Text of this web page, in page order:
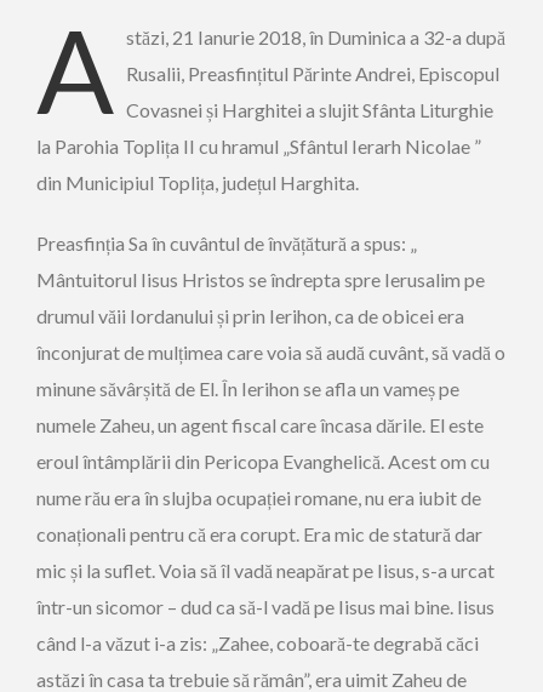
A stăzi, 21 Ianurie 2018, în Duminica a 32-a după
Rusalii, Preasfințitul Părinte Andrei, Episcopul
Covasnei și Harghitei a slujit Sfânta Liturghie
la Parohia Toplița II cu hramul „Sfântul Ierarh Nicolae ”
din Municipiul Toplița, județul Harghita.
Preasfinția Sa în cuvântul de învățătură a spus: „
Mântuitorul Iisus Hristos se îndrepta spre Ierusalim pe
drumul văii Iordanului și prin Ierihon, ca de obicei era
înconjurat de mulțimea care voia să audă cuvânt, să vadă o
minune săvârșită de El. În Ierihon se afla un vameș pe
numele Zaheu, un agent fiscal care încasa dările. El este
eroul întâmplării din Pericopa Evanghelică. Acest om cu
nume rău era în slujba ocupației romane, nu era iubit de
conaționali pentru că era corupt. Era mic de statură dar
mic și la suflet. Voia să îl vadă neapărat pe Iisus, s-a urcat
într-un sicomor – dud ca să-l vadă pe Iisus mai bine. Iisus
când l-a văzut i-a zis: „Zahee, coboară-te degrabă căci
astăzi în casa ta trebuie să rămân”, era uimit Zaheu de